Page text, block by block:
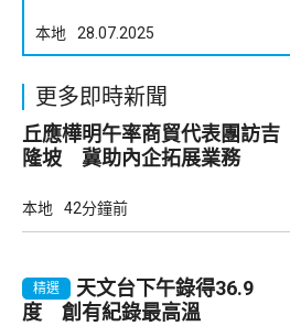
本地 28.07.2025
更多即時新聞
丘應樺明午率商貿代表團訪吉
隆坡 冀助內企拓展業務
本地 42分鐘前
精選
天文台下午錄得36.9
度 創有紀錄最高溫